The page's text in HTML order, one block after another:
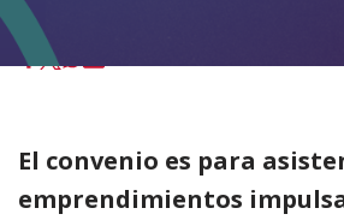
Ministerio de Mujeres y Diversidad de la
El convenio es para
emprendimientos